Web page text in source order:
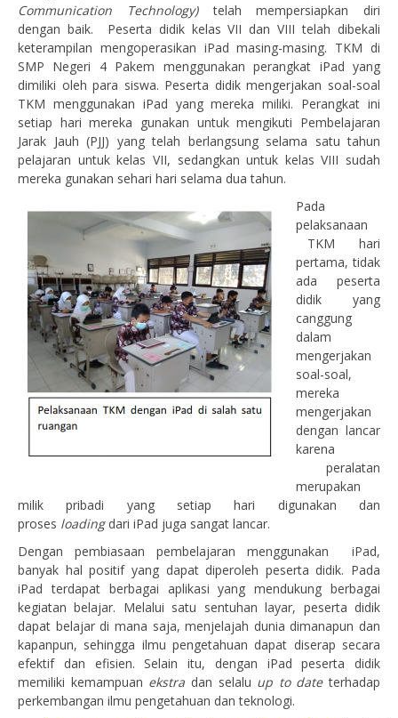
Communication Technology)telah mempersiapkan diri
dengan baik. Peserta didik kelas VII dan VIII telah dibekali
keterampilan mengoperasikan iPad masing-masing. TKM di
SMP Negeri 4 Pakem menggunakan perangkat iPad yang
dimiliki oleh para siswa. Peserta didik mengerjakan soal-soal
TKM menggunakan iPad yang mereka miliki. Perangkat ini
setiap hari mereka gunakan untuk mengikuti Pembelajaran
Jarak Jauh (PJJ) yang telah berlangsung selama satu tahun
pelajaran untuk kelas VII, sedangkan untuk kelas VIII sudah
mereka gunakan sehari hari selama dua tahun.
Pada
pelaksanaan
TKM hari
pertama, tidak
ada peserta
didik yang
canggung
dalam
mengerjakan
soal-soal,
mereka
mengerjakan
dengan lancar
karena
peralatan
merupakan
milik pribadi yang setiap hari digunakan dan
proses loadingdari iPad juga sangat lancar.
Dengan pembiasaan pembelajaran menggunakan iPad,
banyak hal positif yang dapat diperoleh peserta didik. Pada
iPad terdapat berbagai aplikasi yang mendukung berbagai
kegiatan belajar. Melalui satu sentuhan layar, peserta didik
dapat belajar di mana saja, menjelajah dunia dimanapun dan
kapanpun, sehingga ilmu pengetahuan dapat diserap secara
efektif dan efisien. Selain itu, dengan iPad peserta didik
memiliki kemampuan ekstra dan selalu up to dateterhadap
perkembangan ilmu pengetahuan dan teknologi.